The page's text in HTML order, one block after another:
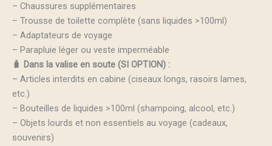
– Chaussures supplémentaires
– Trousse de toilette complète (sans liquides >100ml)
– Adaptateurs de voyage
– Parapluie léger ou veste imperméable
🧳 Dans la valise en soute (SI OPTION) :
– Articles interdits en cabine (ciseaux longs, rasoirs lames,
etc.)
– Bouteilles de liquides >100ml (shampoing, alcool, etc.)
– Objets lourds et non essentiels au voyage (cadeaux,
souvenirs)